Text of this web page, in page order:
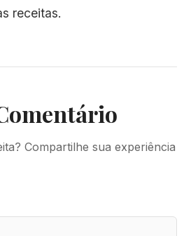
receitas.
Compartilhe sua experiência